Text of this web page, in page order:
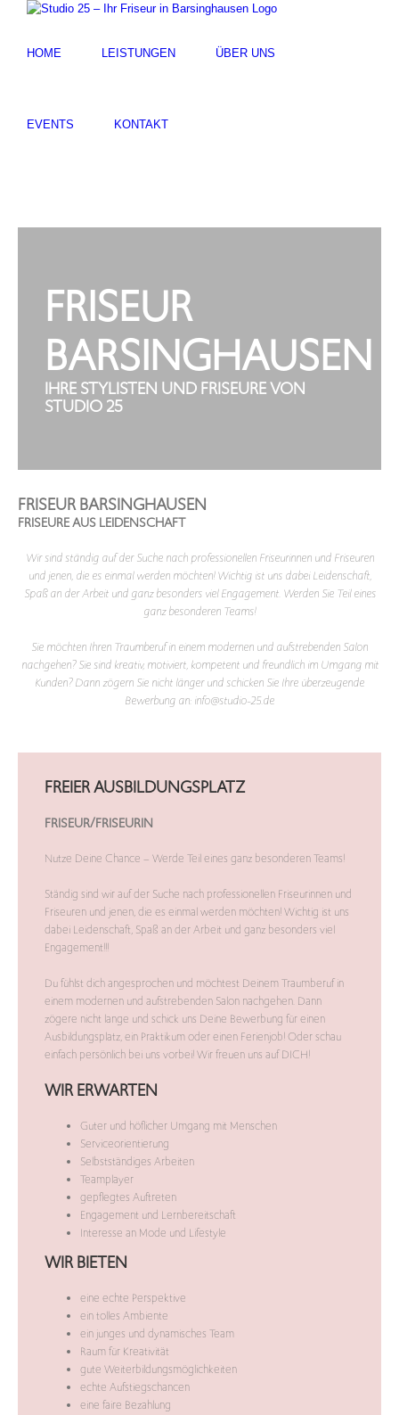
HOME LEISTUNGEN ÜBER UNS
EVENTS KONTAKT
FRISEUR
BARSINGHAUSEN
IHRE STYLISTEN UND FRISEURE VON
STUDIO 25
FRISEUR BARSINGHAUSEN
FRISEURE AUS LEIDENSCHAFT
Wir sind ständig auf der Suche nach professionellen Friseurinnen und Friseuren
und jenen, die es einmal werden möchten! Wichtig ist uns dabei Leidenschaft,
Spaß an der Arbeit und ganz besonders viel Engagement. Werden Sie Teil eines
ganz besonderen Teams!
Sie möchten Ihren Traumberuf in einem modernen und aufstrebenden Salon
nachgehen? Sie sind kreativ, motiviert, kompetent und freundlich im Umgang mit
Kunden? Dann zögern Sie nicht länger und schicken Sie Ihre überzeugende
Bewerbung an: info@studio-25.de
FREIER AUSBILDUNGSPLATZ
FRISEUR/FRISEURIN
Nutze Deine Chance – Werde Teil eines ganz besonderen Teams!
Ständig sind wir auf der Suche nach professionellen Friseurinnen und
Friseuren und jenen, die es einmal werden möchten! Wichtig ist uns
dabei Leidenschaft, Spaß an der Arbeit und ganz besonders viel
Engagement!!!
Du fühlst dich angesprochen und möchtest Deinem Traumberuf in
einem modernen und aufstrebenden Salon nachgehen. Dann
zögere nicht lange und schick uns Deine Bewerbung für einen
Ausbildungsplatz, ein Praktikum oder einen Ferienjob! Oder schau
einfach persönlich bei uns vorbei! Wir freuen uns auf DICH!
WIR ERWARTEN
Guter und höflicher Umgang mit Menschen
Serviceorientierung
Selbstständiges Arbeiten
Teamplayer
gepflegtes Auftreten
Engagement und Lernbereitschaft
Interesse an Mode und Lifestyle
WIR BIETEN
eine echte Perspektive
ein tolles Ambiente
ein junges und dynamisches Team
Raum für Kreativität
gute Weiterbildungsmöglichkeiten
echte Aufstiegschancen
eine faire Bezahlung